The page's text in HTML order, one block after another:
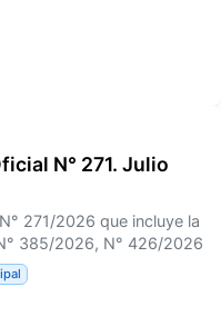
N° 271. Julio
271/2026 que incluye la
385/2026, N° 426/2026